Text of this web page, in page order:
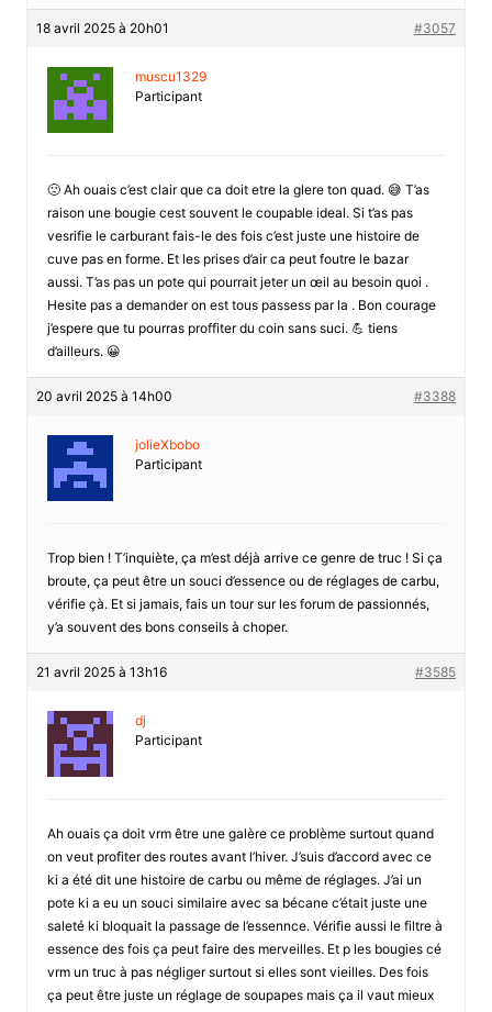
18 avril 2025 à 20h01 #3057
muscu1329
Participant
🙁 Ah ouais c’est clair que ca doit etre la glere ton quad. 😅 T’as
raison une bougie cest souvent le coupable ideal. Si t’as pas
vesrifie le carburant fais-le des fois c’est juste une histoire de
cuve pas en forme. Et les prises d’air ca peut foutre le bazar
aussi. T’as pas un pote qui pourrait jeter un œil au besoin quoi .
Hesite pas a demander on est tous passess par la . Bon courage
j’espere que tu pourras proffiter du coin sans suci. 💪 tiens
d’ailleurs. 😀
20 avril 2025 à 14h00 #3388
jolieXbobo
Participant
Trop bien ! T’inquiète, ça m’est déjà arrive ce genre de truc ! Si ça
broute, ça peut être un souci d’essence ou de réglages de carbu,
vérifie çà. Et si jamais, fais un tour sur les forum de passionnés,
y’a souvent des bons conseils à choper.
21 avril 2025 à 13h16 #3585
dj
Participant
Ah ouais ça doit vrm être une galère ce problème surtout quand
on veut profiter des routes avant l’hiver. J’suis d’accord avec ce
ki a été dit une histoire de carbu ou même de réglages. J’ai un
pote ki a eu un souci similaire avec sa bécane c’était juste une
saleté ki bloquait la passage de l’essennce. Vérifie aussi le filtre à
essence des fois ça peut faire des merveilles. Et p les bougies cé
vrm un truc à pas négliger surtout si elles sont vieilles. Des fois
ça peut être juste un réglage de soupapes mais ça il vaut mieux